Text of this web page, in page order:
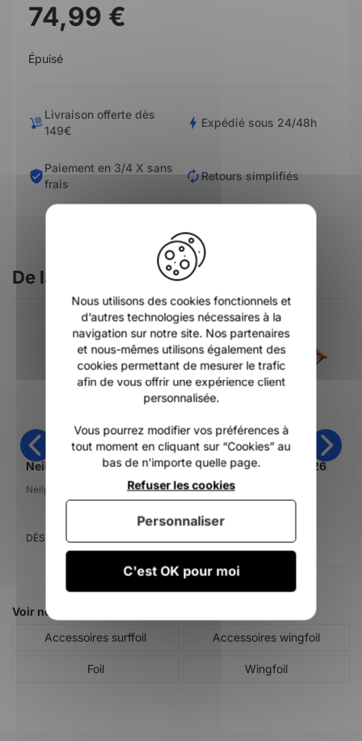
74,99 €
Épuisé
Livraison offerte dès
149€
Expédié sous 24/48h
Paiement en 3/4 X sans
frais
Retours simplifiés
De la même catégorie
Neilpryde NP Wing Pump
Neilpryde
DÈS 49,99 €
Neilpryde FireFly 2026
Neilpryde
Voir nos autres pages :
Accessoires surffoil
Accessoires wingfoil
Foil Wingfoil
Nous utilisons des cookies fonctionnels et
d’autres technologies nécessaires à la
navigation sur notre site. Nos partenaires
et nous-mêmes utilisons également des
cookies permettant de mesurer le trafic
afin de vous offrir une expérience client
personnalisée.
Vous pourrez modifier vos préférences à
tout moment en cliquant sur “Cookies” au
bas de n'importe quelle page.
C'est OK pour moi
Refuser les cookies
Personnaliser